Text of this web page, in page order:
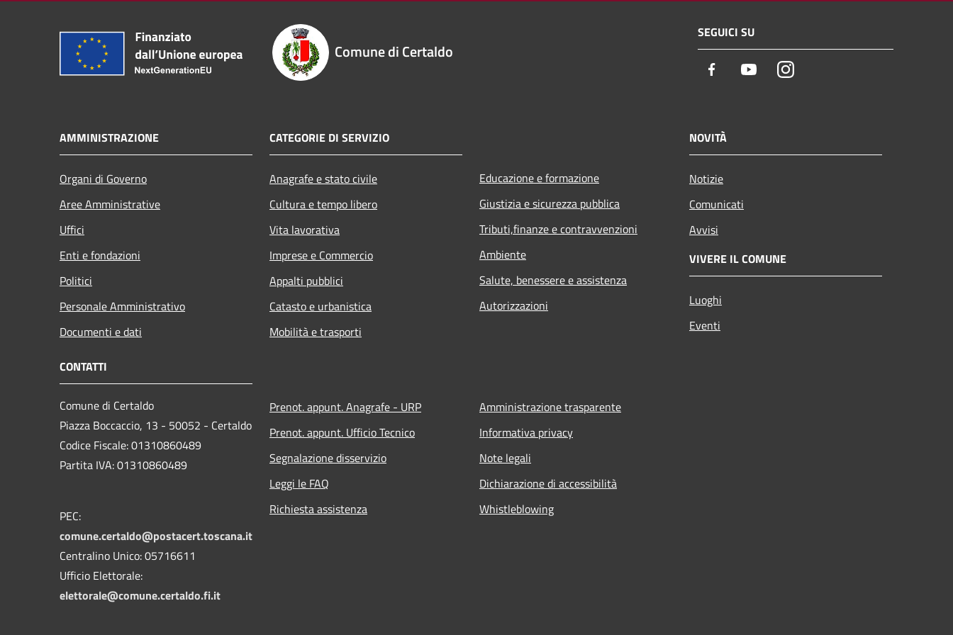
Comune di Certaldo
SEGUICI SU
Facebook YoutubeInstagram
AMMINISTRAZIONE
Organi di Governo
Aree Amministrative
Uffici
Enti e fondazioni
Politici
Personale Amministrativo
Documenti e dati
CATEGORIE DI SERVIZIO
Anagrafe e stato civile
Cultura e tempo libero
Vita lavorativa
Imprese e Commercio
Appalti pubblici
Catasto e urbanistica
Mobilità e trasporti
Educazione e formazione
Giustizia e sicurezza pubblica
Tributi,finanze e contravvenzioni
Ambiente
Salute, benessere e assistenza
Autorizzazioni
NOVITÀ
Notizie
Comunicati
Avvisi
VIVERE IL COMUNE
Luoghi
Eventi
CONTATTI
Comune di Certaldo
Piazza Boccaccio, 13 - 50052 - Certaldo
Codice Fiscale: 01310860489
Partita IVA: 01310860489
PEC:
comune.certaldo@postacert.toscana.it
Centralino Unico: 05716611
Ufficio Elettorale:
elettorale@comune.certaldo.fi.it
Prenot. appunt. Anagrafe - URP
Prenot. appunt. Ufficio Tecnico
Segnalazione disservizio
Leggi le FAQ
Richiesta assistenza
Amministrazione trasparente
Informativa privacy
Note legali
Dichiarazione di accessibilità
Whistleblowing